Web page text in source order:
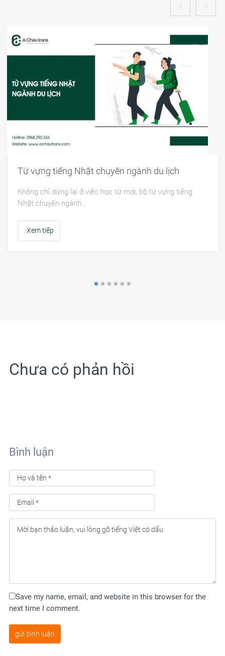
Từ vựng tiếng Nhật chuyên ngành du lịch
Không chỉ dừng lại ở việc học từ mới, bộ từ vựng tiếng
Nhật chuyên ngành…
Xem tiếp
Chưa có phản hồi
Bình luận
Save my name, email, and website in this browser for the
next time I comment.